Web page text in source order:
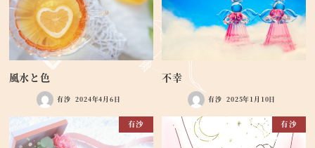
風水と色
有沙 2024年4月6日
不幸
有沙 2025年1月10日
有沙 有沙